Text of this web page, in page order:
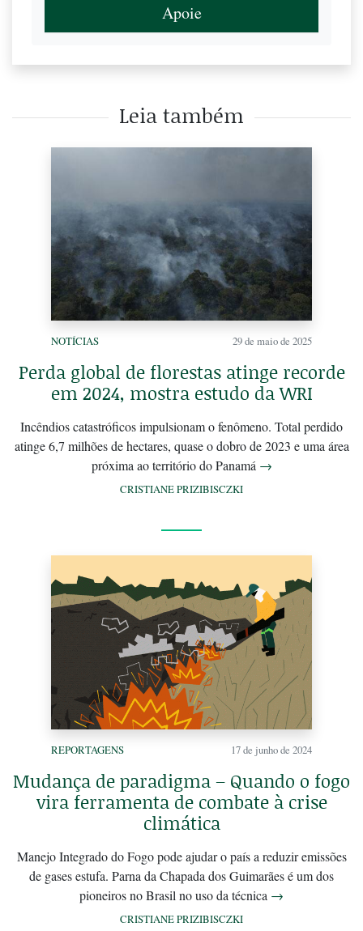
Apoie
Leia também
NOTÍCIAS 29 de maio de 2025
Perda global de florestas atinge recorde
em 2024, mostra estudo da WRI
Incêndios catastróficos impulsionam o fenômeno. Total perdido
atinge 6,7 milhões de hectares, quase o dobro de 2023 e uma área
próxima ao território do Panamá →
CRISTIANE PRIZIBISCZKI
REPORTAGENS 17 de junho de 2024
Mudança de paradigma – Quando o fogo
vira ferramenta de combate à crise
climática
Manejo Integrado do Fogo pode ajudar o país a reduzir emissões
de gases estufa. Parna da Chapada dos Guimarães é um dos
pioneiros no Brasil no uso da técnica →
CRISTIANE PRIZIBISCZKI